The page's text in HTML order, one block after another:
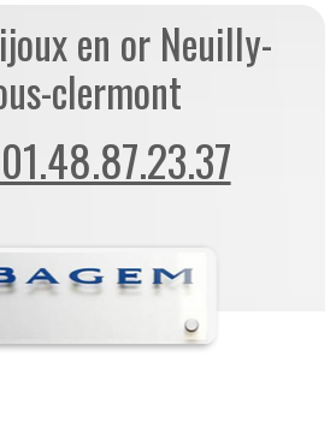
en or Neuilly-
clermont